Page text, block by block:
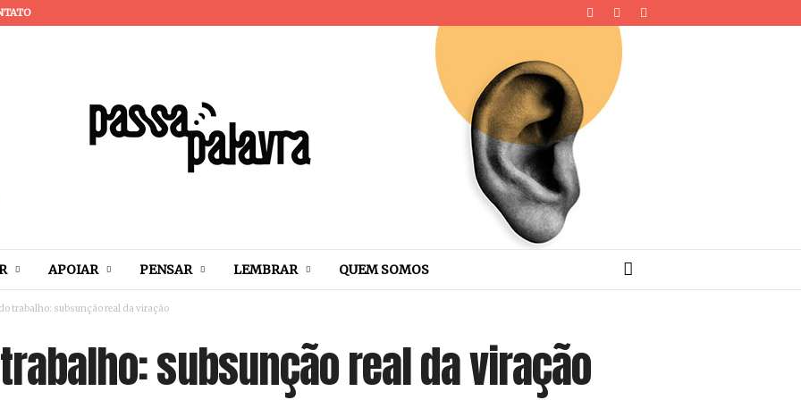
APOIAR PENSAR LEMBRAR QUEM SOMOS
trabalho: subsunção real da viração
subsunção real da viração